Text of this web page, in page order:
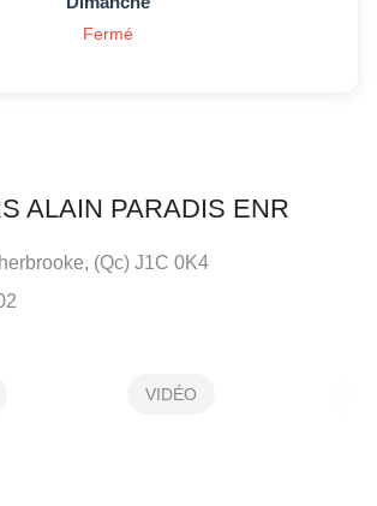
ALAIN PARADIS ENR
VIDÉO
Fermé